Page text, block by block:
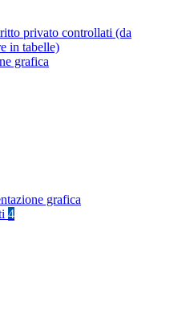
privato controllati (da
in tabelle)
grafica
grafica
4